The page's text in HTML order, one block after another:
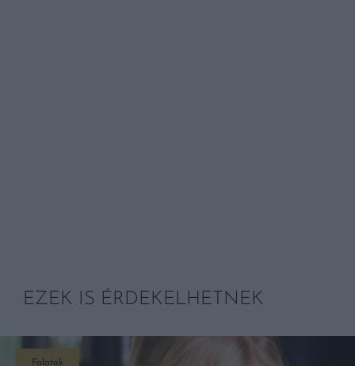
EZEK IS ÉRDEKELHETNEK
Falatok